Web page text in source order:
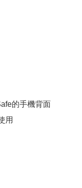
的手機背面
用